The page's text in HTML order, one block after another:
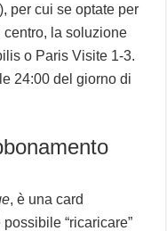
per cui se optate per
la soluzione
o Paris Visite 1-3.
24:00 del giorno di
, è una card
“ricaricare”